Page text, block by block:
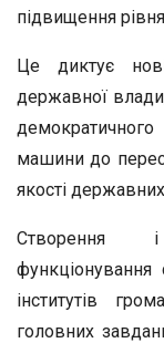
підвищення
Це диктує
державної
машини до
якості
Створення
функціонування
інститутів
головних